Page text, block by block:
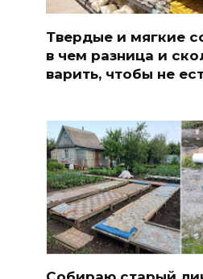
Твердые и мягкие
в чем разница и
варить, чтобы не